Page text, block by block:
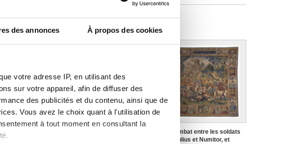
des annonces À propos des cookies
votre adresse IP, en utilisant des
sur votre appareil, afin de diffuser des
des publicités et du contenu, ainsi que de
Vous avez le choix quant à l'utilisation de
à tout moment en consultant la
des Sabines
van Aelst et Jan
Le combat entre les soldats
d'Amulius et Numitor, et